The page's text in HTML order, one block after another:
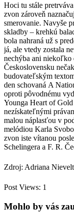
Hoci tu stále
zvon zároveň
smerovanie. Navyše
skladby – krehkú
bola nahraná už s
já, ale vtedy zostala
nechýba ani niekoľko
Československu
budovateľským
den schovaná A
oproti pôvodnému
Younga Heart of
nezískateľnými
malou náplasťou v
melódiou Karla
zvon iste vítanou
Schelingera a F. R.
Zdroj: Adriana Nievelt
Post Views: 1
Mohlo by vás